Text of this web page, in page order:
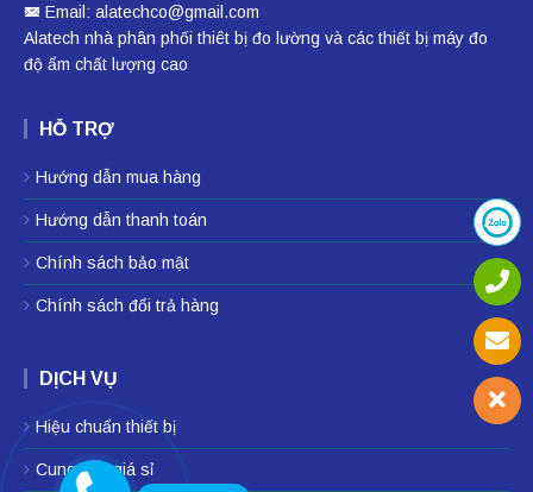
Email: alatechco@gmail.com
Alatech nhà phân phối thiêt bị đo lường và các thiết bị máy đo
độ ẩm chất lượng cao
HỖ TRỢ
Hướng dẫn mua hàng
Hướng dẫn thanh toán
Chính sách bảo mật
Chính sách đổi trả hàng
DỊCH VỤ
Hiệu chuẩn thiết bị
Cung cấp giá sỉ